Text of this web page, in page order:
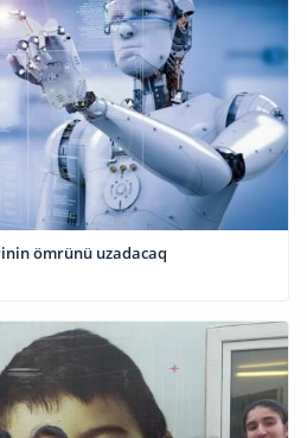
ömrünü uzadacaq